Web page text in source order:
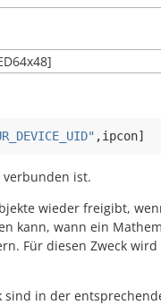
,ipcon]
verbunden ist.
wieder freigibt,
kann, wann ein
Für diesen Zweck wird
in der